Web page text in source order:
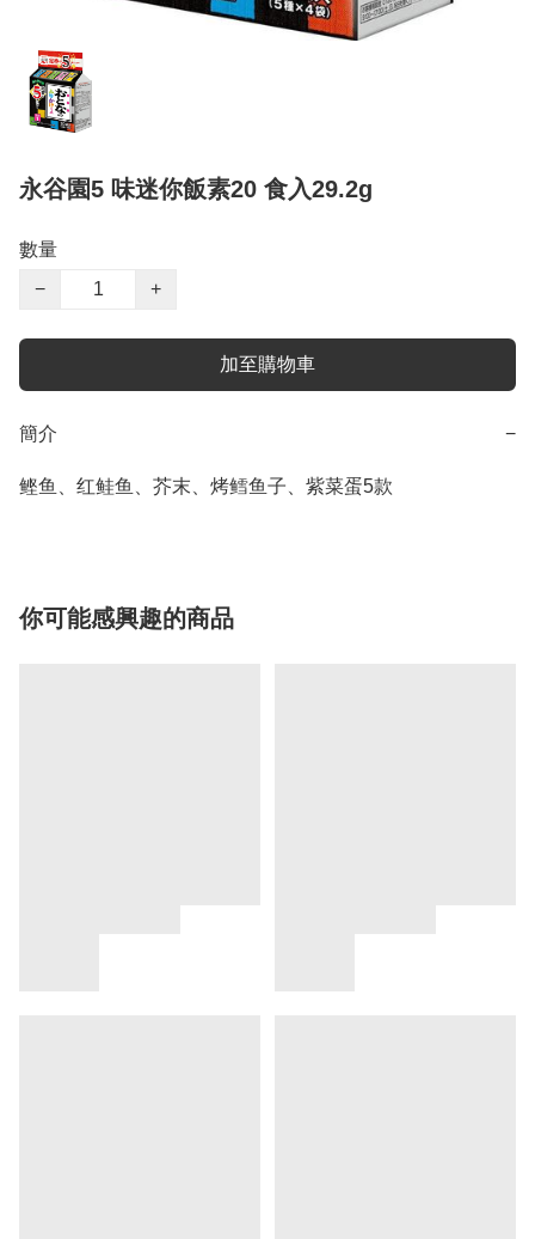
永谷園5 味迷你飯素20 食入29.2g
數量
−
+
加至購物車
簡介 −
鲣鱼、红鲑鱼、芥末、烤鳕鱼子、紫菜蛋5款
你可能感興趣的商品